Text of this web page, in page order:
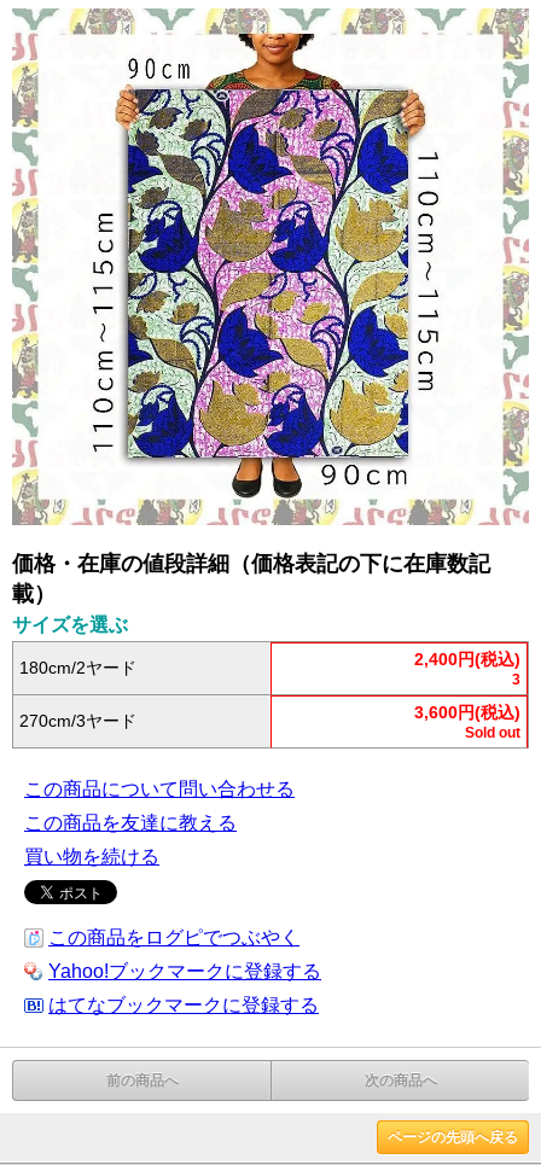
価格・在庫の値段詳細（価格表記の下に在庫数記
載）
サイズを選ぶ
180cm/2ヤード 2,400円(税込)
3
270cm/3ヤード 3,600円(税込)
Sold out
この商品について問い合わせる
この商品を友達に教える
買い物を続ける
この商品をログピでつぶやく
Yahoo!ブックマークに登録する
はてなブックマークに登録する
前の商品へ 次の商品へ
ページの先頭へ戻る